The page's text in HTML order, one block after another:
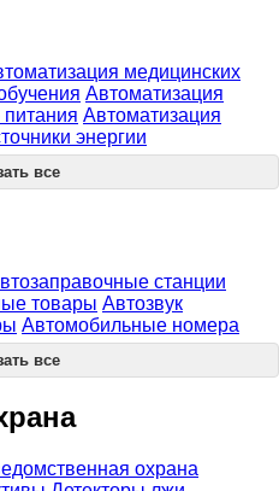
медицинских
Автоматизация
Автоматизация
энергии
все
станции
товары Автозвук
Автомобильные номера
все
охрана